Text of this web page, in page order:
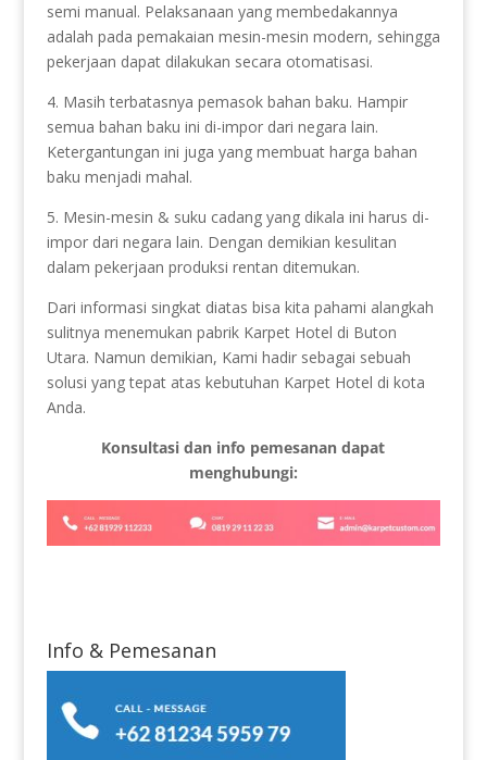
semi manual. Pelaksanaan yang membedakannya
adalah pada pemakaian mesin-mesin modern, sehingga
pekerjaan dapat dilakukan secara otomatisasi.
4. Masih terbatasnya pemasok bahan baku. Hampir
semua bahan baku ini di-impor dari negara lain.
Ketergantungan ini juga yang membuat harga bahan
baku menjadi mahal.
5. Mesin-mesin & suku cadang yang dikala ini harus di-
impor dari negara lain. Dengan demikian kesulitan
dalam pekerjaan produksi rentan ditemukan.
Dari informasi singkat diatas bisa kita pahami alangkah
sulitnya menemukan pabrik Karpet Hotel di Buton
Utara. Namun demikian, Kami hadir sebagai sebuah
solusi yang tepat atas kebutuhan Karpet Hotel di kota
Anda.
Konsultasi dan info pemesanan dapat
menghubungi:
Info & Pemesanan